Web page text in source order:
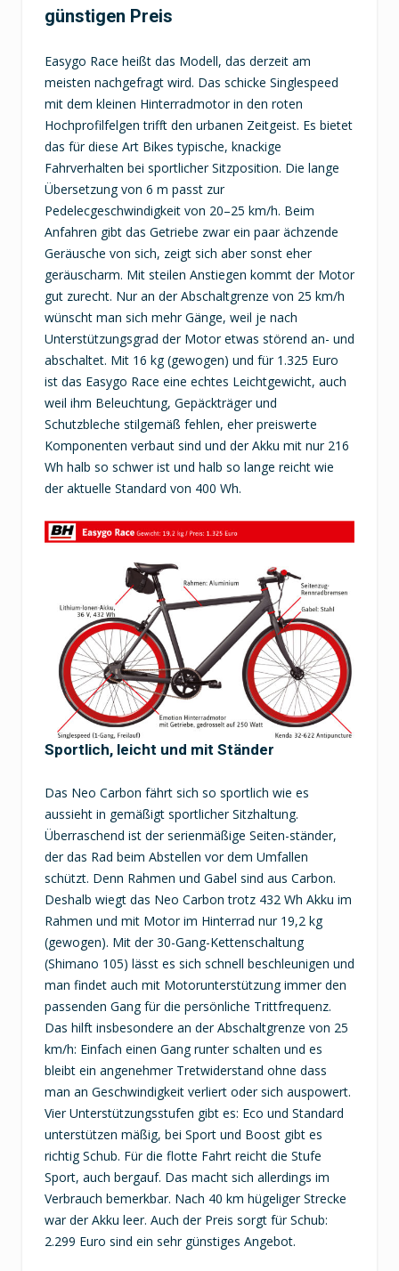
günstigen Preis
Easygo Race heißt das Modell, das derzeit am
meisten nachgefragt wird. Das schicke Singlespeed
mit dem kleinen Hinterradmotor in den roten
Hochprofilfelgen trifft den urbanen Zeitgeist. Es bietet
das für diese Art Bikes typische, knackige
Fahrverhalten bei sportlicher Sitzposition. Die lange
Übersetzung von 6 m passt zur
Pedelecgeschwindigkeit von 20–25 km/h. Beim
Anfahren gibt das Getriebe zwar ein paar ächzende
Geräusche von sich, zeigt sich aber sonst eher
geräuscharm. Mit steilen Anstiegen kommt der Motor
gut zurecht. Nur an der Abschaltgrenze von 25 km/h
wünscht man sich mehr Gänge, weil je nach
Unterstützungsgrad der Motor etwas störend an- und
abschaltet. Mit 16 kg (gewogen) und für 1.325 Euro
ist das Easygo Race eine echtes Leichtgewicht, auch
weil ihm Beleuchtung, Gepäckträger und
Schutzbleche stilgemäß fehlen, eher preiswerte
Komponenten verbaut sind und der Akku mit nur 216
Wh halb so schwer ist und halb so lange reicht wie
der aktuelle Standard von 400 Wh.
Sportlich, leicht und mit Ständer
Das Neo Carbon fährt sich so sportlich wie es
aussieht in gemäßigt sportlicher Sitzhaltung.
Überraschend ist der serienmäßige Seiten-ständer,
der das Rad beim Abstellen vor dem Umfallen
schützt. Denn Rahmen und Gabel sind aus Carbon.
Deshalb wiegt das Neo Carbon trotz 432 Wh Akku im
Rahmen und mit Motor im Hinterrad nur 19,2 kg
(gewogen). Mit der 30-Gang-Kettenschaltung
(Shimano 105) lässt es sich schnell beschleunigen und
man findet auch mit Motorunterstützung immer den
passenden Gang für die persönliche Trittfrequenz.
Das hilft insbesondere an der Abschaltgrenze von 25
km/h: Einfach einen Gang runter schalten und es
bleibt ein angenehmer Tretwiderstand ohne dass
man an Geschwindigkeit verliert oder sich auspowert.
Vier Unterstützungsstufen gibt es: Eco und Standard
unterstützen mäßig, bei Sport und Boost gibt es
richtig Schub. Für die flotte Fahrt reicht die Stufe
Sport, auch bergauf. Das macht sich allerdings im
Verbrauch bemerkbar. Nach 40 km hügeliger Strecke
war der Akku leer. Auch der Preis sorgt für Schub:
2.299 Euro sind ein sehr günstiges Angebot.